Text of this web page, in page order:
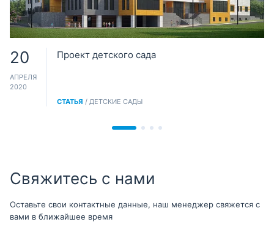
20
АПРЕЛЯ
2020
Проект детского сада
СТАТЬЯ / ДЕТСКИЕ САДЫ
Свяжитесь с нами
Оставьте свои контактные данные, наш менеджер свяжется с
вами в ближайшее время